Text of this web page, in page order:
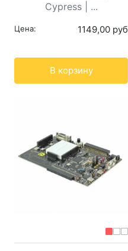
Cypress | ...
Цена: 1149,00 руб
В корзину